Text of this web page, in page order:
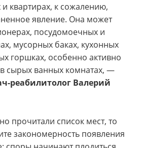
квартирах, к сожалению,
явление. Она может
посудомоечных и
мусорных баках, кухонных
горшках, особенно активно
сырых ванных комнатах, —
реабилитолог Валерий
прочитали список мест, то
закономерность появления